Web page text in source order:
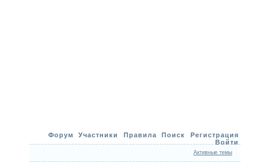
Форум Участники Правила Поиск
Регистрация
Войти
Активные темы